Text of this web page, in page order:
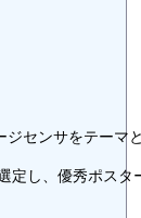
センサをテ
し、優秀ポスタ